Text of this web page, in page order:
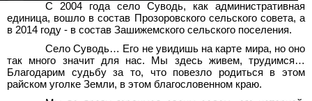
С 2004 года село Суводь, как административная
единица, вошло в состав Прозоровского сельского совета, а
в 2014 году - в состав Зашижемского сельского поселения.
Село Суводь… Его не увидишь на карте мира, но оно
так много значит для нас. Мы здесь живем, трудимся…
Благодарим судьбу за то, что повезло родиться в этом
райском уголке Земли, в этом благословенном краю.